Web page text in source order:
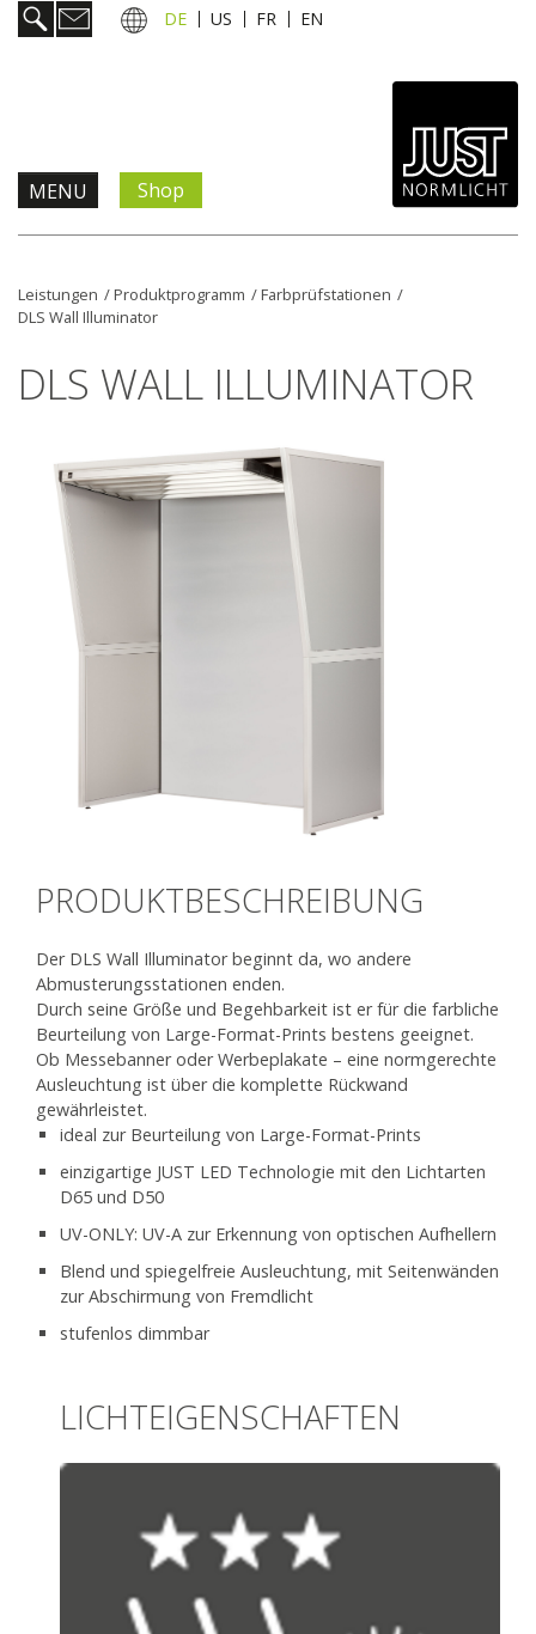
DE US FR EN
MENU
Information & Service
Aktuelles
Unternehmen
Kontakt
Shop
Leistungen /Produktprogramm /Farbprüfstationen /
DLS Wall Illuminator
DLS WALL ILLUMINATOR
PRODUKTBESCHREIBUNG
Der DLS Wall Illuminator beginnt da, wo andere
Abmusterungsstationen enden.
Durch seine Größe und Begehbarkeit ist er für die farbliche
Beurteilung von Large-Format-Prints bestens geeignet.
Ob Messebanner oder Werbeplakate – eine normgerechte
Ausleuchtung ist über die komplette Rückwand
gewährleistet.
ideal zur Beurteilung von Large-Format-Prints
einzigartige JUST LED Technologie mit den Lichtarten
D65 und D50
UV-ONLY: UV-A zur Erkennung von optischen Aufhellern
Blend und spiegelfreie Ausleuchtung, mit Seitenwänden
zur Abschirmung von Fremdlicht
stufenlos dimmbar
LICHTEIGENSCHAFTEN